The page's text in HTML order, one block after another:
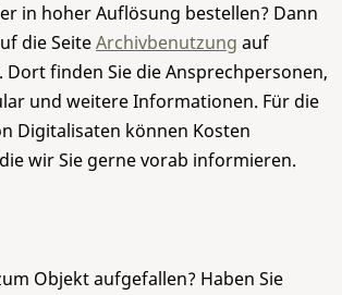
in hoher Auflösung bestellen? Dann
die SeiteArchivbenutzung auf
Dort finden Sie die Ansprechpersonen,
und weitere Informationen. Für die
Digitalisaten können Kosten
wir Sie gerne vorab informieren.
Objekt aufgefallen? Haben Sie